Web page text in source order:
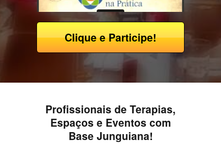
Clique e Participe!
Profissionais de Terapias,
Espaços e Eventos com
Base Junguiana!